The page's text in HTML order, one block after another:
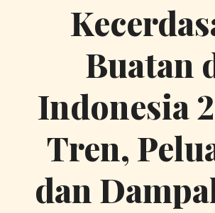
Buatan
Indonesia
Tren,
dan